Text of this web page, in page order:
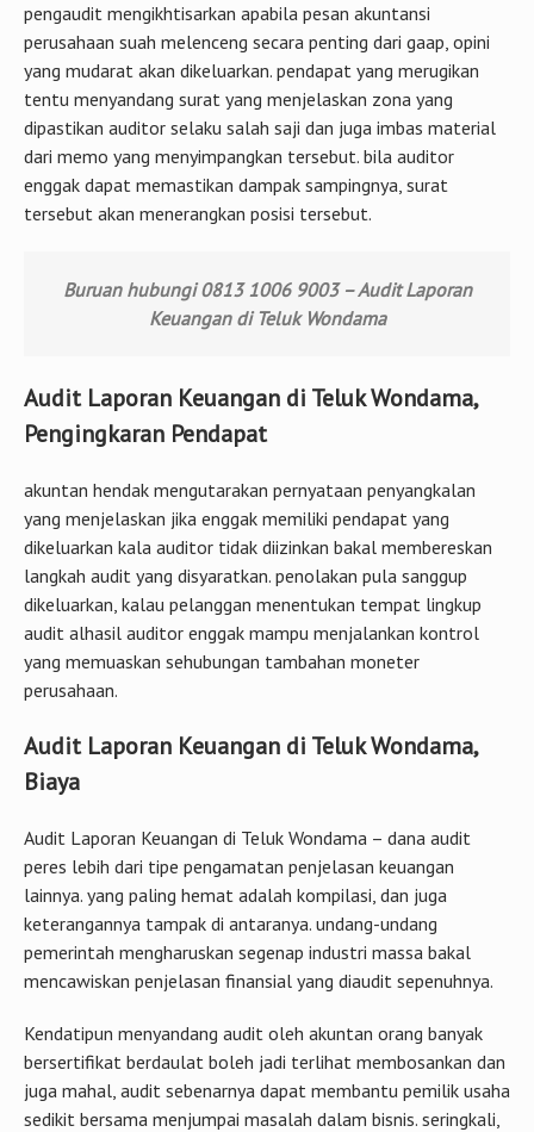
pengaudit mengikhtisarkan apabila pesan akuntansi
perusahaan suah melenceng secara penting dari gaap, opini
yang mudarat akan dikeluarkan. pendapat yang merugikan
tentu menyandang surat yang menjelaskan zona yang
dipastikan auditor selaku salah saji dan juga imbas material
dari memo yang menyimpangkan tersebut. bila auditor
enggak dapat memastikan dampak sampingnya, surat
tersebut akan menerangkan posisi tersebut.
Buruan hubungi 0813 1006 9003 – Audit Laporan
Keuangan di Teluk Wondama
Audit Laporan Keuangan di Teluk Wondama,
Pengingkaran Pendapat
akuntan hendak mengutarakan pernyataan penyangkalan
yang menjelaskan jika enggak memiliki pendapat yang
dikeluarkan kala auditor tidak diizinkan bakal membereskan
langkah audit yang disyaratkan. penolakan pula sanggup
dikeluarkan, kalau pelanggan menentukan tempat lingkup
audit alhasil auditor enggak mampu menjalankan kontrol
yang memuaskan sehubungan tambahan moneter
perusahaan.
Audit Laporan Keuangan di Teluk Wondama,
Biaya
Audit Laporan Keuangan di Teluk Wondama – dana audit
peres lebih dari tipe pengamatan penjelasan keuangan
lainnya. yang paling hemat adalah kompilasi, dan juga
keterangannya tampak di antaranya. undang-undang
pemerintah mengharuskan segenap industri massa bakal
mencawiskan penjelasan finansial yang diaudit sepenuhnya.
Kendatipun menyandang audit oleh akuntan orang banyak
bersertifikat berdaulat boleh jadi terlihat membosankan dan
juga mahal, audit sebenarnya dapat membantu pemilik usaha
sedikit bersama menjumpai masalah dalam bisnis. seringkali,